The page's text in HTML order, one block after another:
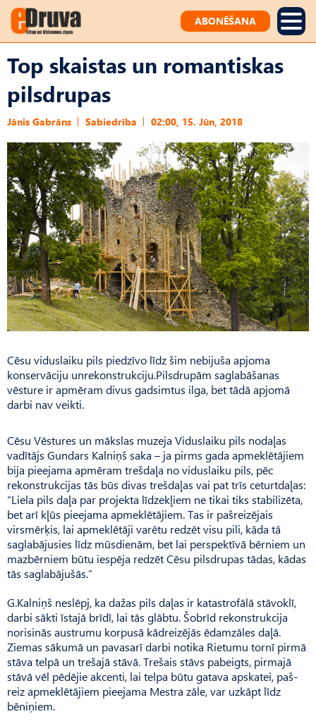
ABONĒŠANA
Top skaistas un romantiskas
pilsdrupas
Jānis Gabrāns Sabiedrība 02:00, 15. Jūn, 2018
Cēsu viduslaiku pils piedzīvo līdz šim nebijuša apjoma
konservāciju unrekonstrukciju.Pilsdrupām saglabāšanas
vēsture ir apmēram divus gadsimtus ilga, bet tādā apjomā
darbi nav veikti.
Cēsu Vēstures un mākslas muzeja Viduslaiku pils nodaļas
vadītājs Gundars Kalniņš saka – ja pirms gada apmeklētājiem
bija pieejama apmēram trešdaļa no viduslaiku pils, pēc
rekonstrukcijas tās būs divas trešdaļas vai pat trīs ceturtdaļas:
“Liela pils daļa par projekta līdzekļiem ne tikai tiks stabilizēta,
bet arī kļūs pieejama apmeklētājiem. Tas ir pašreizējais
virsmērķis, lai apmeklētāji varētu redzēt visu pili, kāda tā
saglabājusies līdz mūsdienām, bet lai perspektīvā bērniem un
mazbērniem būtu iespēja redzēt Cēsu pilsdrupas tādas, kādas
tās saglabājušās.”
G.Kalniņš neslēpj, ka dažas pils daļas ir katastrofālā stāvoklī,
darbi sākti īstajā brīdī, lai tās glābtu. Šobrīd rekonstrukcija
norisinās austrumu korpusā kādreizējās ēdamzāles daļā.
Ziemas sākumā un pavasarī darbi notika Rietumu tornī pirmā
stāva telpā un trešajā stāvā. Trešais stāvs pabeigts, pirmajā
stāvā vēl pēdējie akcenti, lai telpa būtu gatava apskatei, paš­
reiz apmeklētājiem pieejama Mestra zāle, var uzkāpt līdz
bēniņiem.